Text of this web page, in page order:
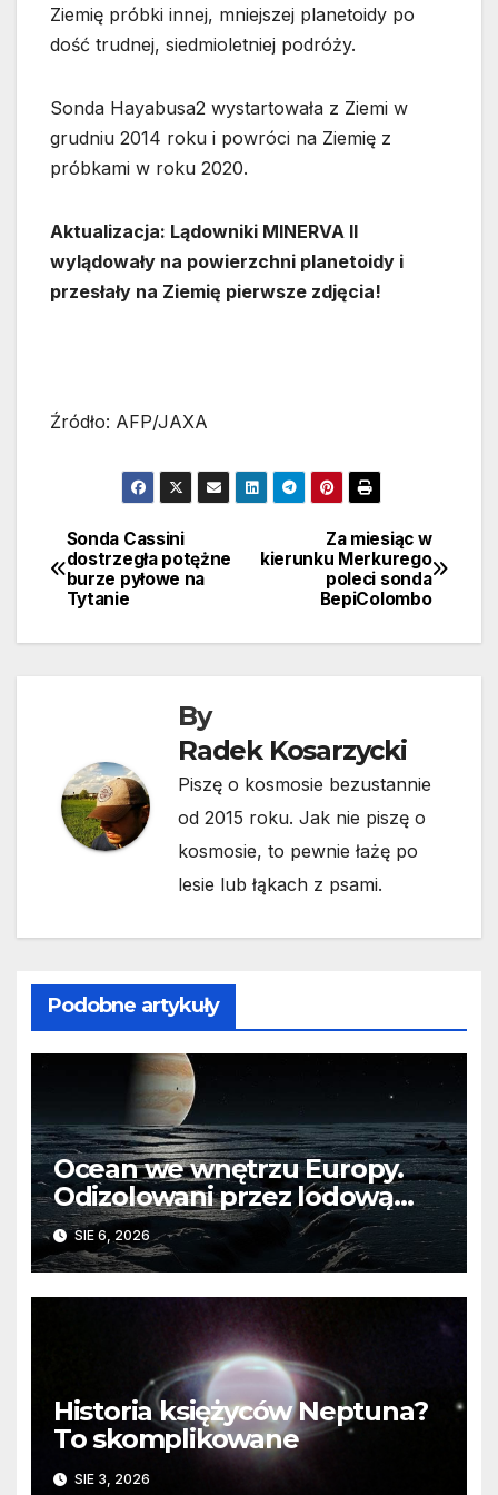
Ziemię próbki innej, mniejszej planetoidy po
dość trudnej, siedmioletniej podróży.
Sonda Hayabusa2 wystartowała z Ziemi w
grudniu 2014 roku i powróci na Ziemię z
próbkami w roku 2020.
Aktualizacja: Lądowniki MINERVA II
wylądowały na powierzchni planetoidy i
przesłały na Ziemię pierwsze zdjęcia!
Źródło: AFP/JAXA
Nawigacja
wpisu
Za miesiąc w
kierunku Merkurego
poleci sonda
BepiColombo
Sonda Cassini
dostrzegła potężne
burze pyłowe na
Tytanie
By
Radek Kosarzycki
Piszę o kosmosie bezustannie
od 2015 roku. Jak nie piszę o
kosmosie, to pewnie łażę po
lesie lub łąkach z psami.
Podobne artykuły
Ocean we wnętrzu Europy.
Odizolowani przez lodową
barierę
SIE 6, 2026
Historia księżyców Neptuna?
To skomplikowane
SIE 3, 2026